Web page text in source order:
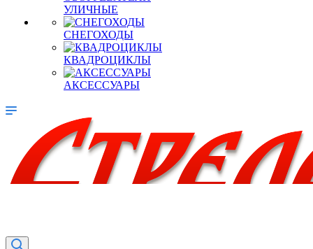
УЛИЧНЫЕ
СНЕГОХОДЫ
КВАДРОЦИКЛЫ
АКСЕССУАРЫ